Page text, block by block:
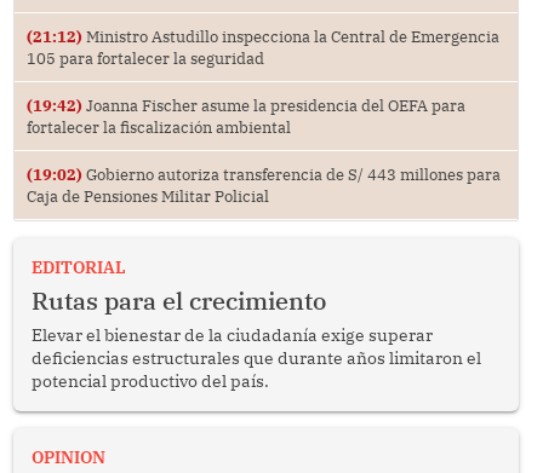
(21:12) Ministro Astudillo inspecciona la Central de Emergencia
105 para fortalecer la seguridad
(19:42) Joanna Fischer asume la presidencia del OEFA para
fortalecer la fiscalización ambiental
(19:02) Gobierno autoriza transferencia de S/ 443 millones para
Caja de Pensiones Militar Policial
EDITORIAL
Rutas para el crecimiento
Elevar el bienestar de la ciudadanía exige superar
deficiencias estructurales que durante años limitaron el
potencial productivo del país.
OPINION